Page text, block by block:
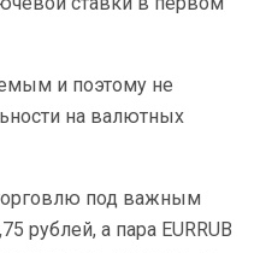
и поэтому не
на валютных
под важным
рублей, а пара EURRUB